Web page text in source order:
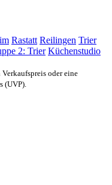
Rastatt Reilingen Trier
2: Trier Küchenstudio
oder eine
(UVP).